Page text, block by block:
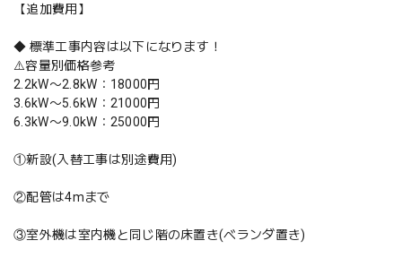
【追加費用】
◆ 標準工事内容は以下になります！
⚠️容量別価格参考
2.2kW〜2.8kW：18000円
3.6kW〜5.6kW：21000円
6.3kW〜9.0kW：25000円
①新設(入替工事は別途費用)
②配管は4mまで
③室外機は室内機と同じ階の床置き(ベランダ置き)